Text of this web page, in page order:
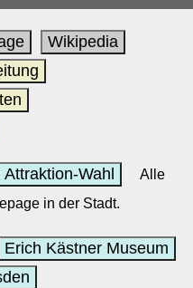
Wikipedia
Attraktion-Wahl
Alle
in der Stadt.
Erich Kästner Museum